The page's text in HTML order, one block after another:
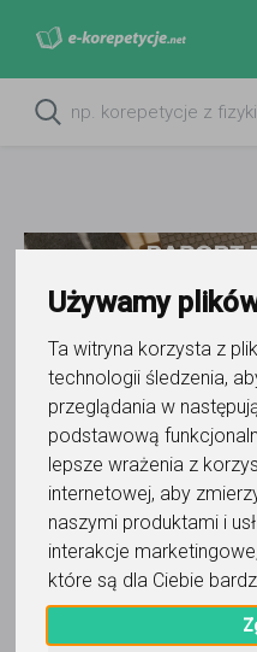
Używamy
Ta witryna korzysta z
technologii śledzenia,
przeglądania w
podstawową
lepsze wrażenia z
internetowej, aby
naszymi produktami i
interakcje marketingowe
które są dla Ciebie
Do ulubionych
Oznacz wystąpienie
Anastasiia